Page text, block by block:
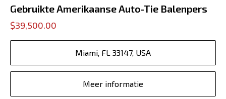
Gebruikte Amerikaanse Auto-Tie Balenpers
$39,500.00
Miami, FL 33147, USA
Meer informatie